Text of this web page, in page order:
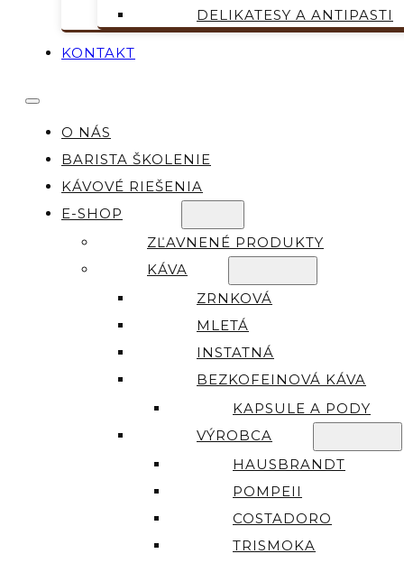
DELIKATESY A ANTIPASTI
KONTAKT
O NÁS
BARISTA ŠKOLENIE
KÁVOVÉ RIEŠENIA
E-SHOP
ZĽAVNENÉ PRODUKTY
KÁVA
ZRNKOVÁ
MLETÁ
INSTATNÁ
BEZKOFEINOVÁ KÁVA
KAPSULE A PODY
VÝROBCA
HAUSBRANDT
POMPEII
COSTADORO
TRISMOKA